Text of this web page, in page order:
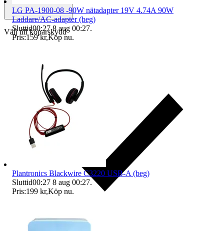
Välj till köparskydd
LG PA-1900-08 -90W nätadapter 19V 4.74A 90W
Laddare/AC-adapter (beg)
Sluttid00:27 8 aug 00:27.
Pris:159 kr,Köp nu.
Plantronics Blackwire C3220 USB-A (beg)
Sluttid00:27 8 aug 00:27.
Pris:199 kr,Köp nu.